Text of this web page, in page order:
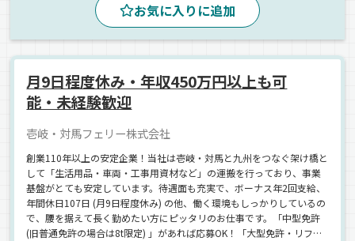
お気に入りに追加
月9日程度休み・年収450万円以上も可
能・未経験歓迎
壱岐・対馬フェリー株式会社
創業110年以上の安定企業！当社は壱岐・対馬と九州をつなぐ架け橋と
して「生活用品・車両・工事用資材など」の運搬を行っており、事業
基盤がとても安定しています。待遇面も充実で、ボーナス年2回支給、
年間休日107日 (月9日程度休み) の他、働く環境もしっかりしているの
で、腰を据えて長く勤めたい方にピッタリのお仕事です。「中型免許
(旧普通免許の場合は8t限定) 」があれば応募OK！「大型免許・リフト